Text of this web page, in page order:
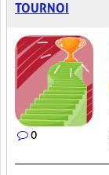
TOURNOI
0